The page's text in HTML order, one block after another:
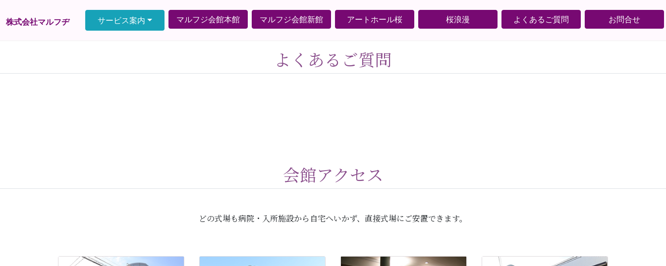
株式会社マルフヂ サービス案内 マルフジ会館本館 マルフジ会館新館 アートホール桜 桜浪漫 よくあるご質問 お問合せ
よくあるご質問
会館アクセス
どの式場も病院・入所施設から自宅へいかず、直接式場にご安置できます。